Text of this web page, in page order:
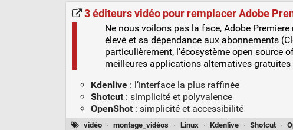
3 éditeurs vidéo pour remplacer Adobe
Ne nous voilons pas la face, Adobe
élevé et sa dépendance aux abonnements
particulièrement, l’écosystème open source
meilleures applications alternatives
Kdenlive: l’interface la plus raffinée
Shotcut: simplicité et polyvalence
OpenShot: simplicité et accessibilité
vidéo · montage_vidéos · Linux · Kdenlive · Shotcut ·